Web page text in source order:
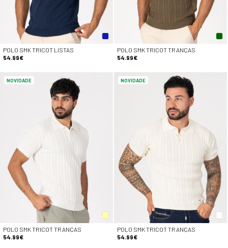
POLO SMK TRICOT LISTAS
54.99€
POLO SMK TRICOT TRANÇAS
54.99€
NOVIDADE
POLO SMK TRICOT TRANÇAS
54.99€
NOVIDADE
POLO SMK TRICOT TRANÇAS
54.99€